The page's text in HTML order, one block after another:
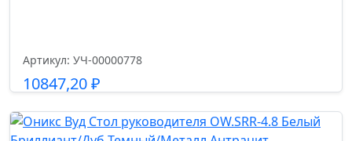
Размер габариты, см.
Артикул: УЧ-00000778
10847,20₽
Подробнее